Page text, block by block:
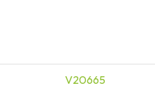
V20665